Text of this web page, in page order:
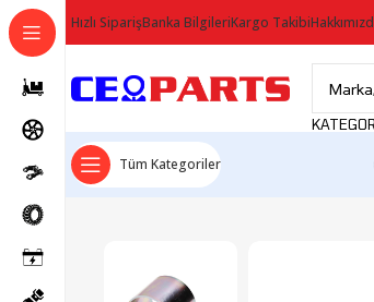
Hızlı SiparişBanka BilgileriKargo Takibi
Tüm Kategoriler